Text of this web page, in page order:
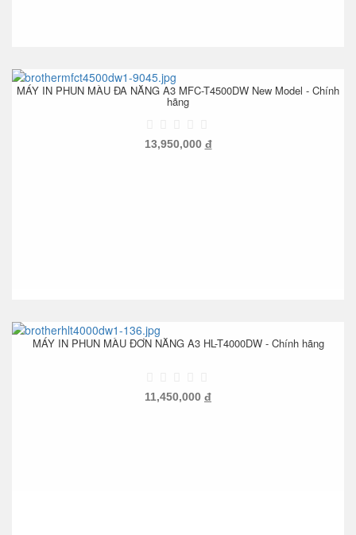
MÁY IN PHUN MÀU ĐA NĂNG A3 MFC-T4500DW New Model - Chính
hãng
13,950,000 đ
MÁY IN PHUN MÀU ĐƠN NĂNG A3 HL-T4000DW - Chính hãng
11,450,000 đ